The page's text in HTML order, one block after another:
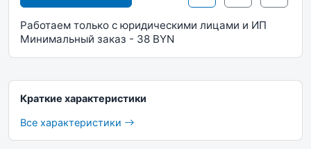
Работаем только с юридическими лицами и ИП
Минимальный заказ - 38 BYN
Краткие характеристики
Все характеристики